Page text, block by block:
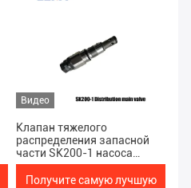
Видео
Клапан тяжелого
распределения запасной
части SK200-1 насоса
поршеня ЭКСКАВАТОРА
оборудования
Получите самую лучшую